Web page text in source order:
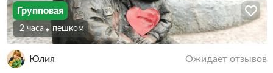
Групповая
2 часа Пешком
Юлия Ожидает отзывов